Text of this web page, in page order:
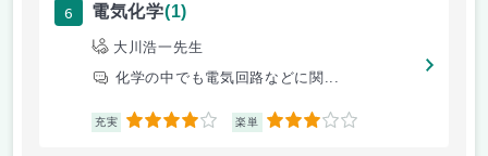
6 電気化学(1)
大川浩一先生
化学の中でも電気回路などに関...
充実 4 楽単 3